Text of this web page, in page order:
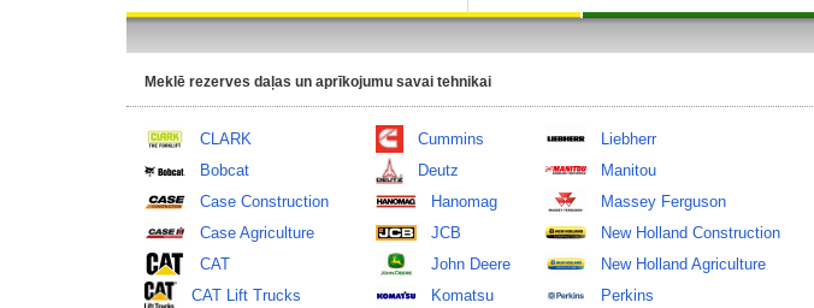
Meklē rezerves daļas un aprīkojumu savai tehnikai
CLARK
Bobcat
Case Construction
Case Agriculture
CAT
CAT Lift Trucks
Cummins
Deutz
Hanomag
JCB
John Deere
Komatsu
Liebherr
Manitou
Massey Ferguson
New Holland Construction
New Holland Agriculture
Perkins